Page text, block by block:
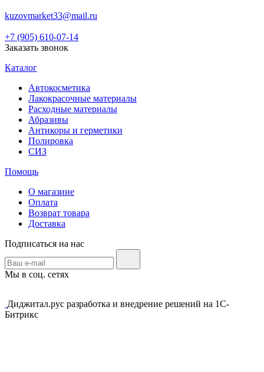
kuzovmarket33@mail.ru
+7 (905) 610-07-14
Заказать звонок
Каталог
Автокосметика
Лакокрасочные материалы
Расходные материалы
Абразивы
Антикоры и герметики
Полировка
СИЗ
Помощь
О магазине
Оплата
Возврат товара
Доставка
Подписаться на нас
Мы в соц. сетях
Диджитал.рус разработка и внедрение решений на 1С-
Битрикс